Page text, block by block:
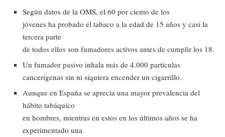
Según datos de la OMS, el 60 por ciento de los
jóvenes ha probado el tabaco a la edad de 15 años y casi la
tercera parte
de todos ellos son fumadores activos antes de cumplir los 18.
Un fumador pasivo inhala más de 4.000 partículas
cancerígenas sin ni siquiera encender un cigarrillo.
Aunque en España se aprecia una mayor prevalencia del
hábito tabáquico
en hombres, mientras en estos en los últimos años se ha
experimentado una